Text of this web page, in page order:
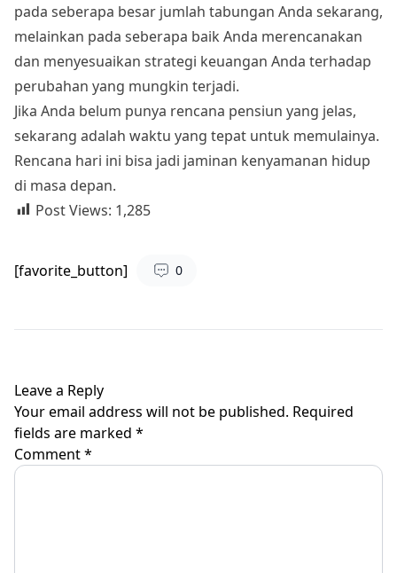
pada seberapa besar jumlah tabungan Anda sekarang,
melainkan pada seberapa baik Anda merencanakan
dan menyesuaikan strategi keuangan Anda terhadap
perubahan yang mungkin terjadi.
Jika Anda belum punya rencana pensiun yang jelas,
sekarang adalah waktu yang tepat untuk memulainya.
Rencana hari ini bisa jadi jaminan kenyamanan hidup
di masa depan.
Post Views: 1,285
[favorite_button] 0
Leave a Reply
Your email address will not be published. Required
fields are marked *
Comment*